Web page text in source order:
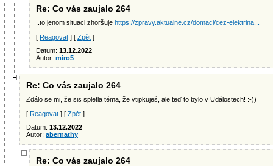
Re: Co vás zaujalo 264
..to jenom situaci zhoršuje https://zpravy.aktualne.cz/domaci/cez-elektrina...
[ Reagovat ] [ Zpět ]
Datum: 13.12.2022
Autor: miro5
Re: Co vás zaujalo 264
Zdálo se mi, že sis spletla téma, že vtipkuješ, ale teď to bylo v Událostech! :-))
[ Reagovat ] [ Zpět ]
Datum: 13.12.2022
Autor: abernathy
Re: Co vás zaujalo 264